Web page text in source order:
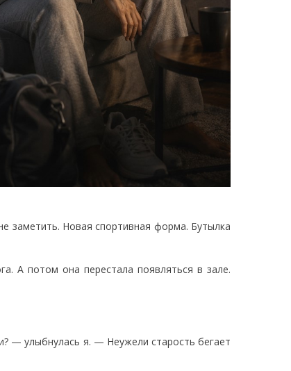
заметить. Новая спортивная форма. Бутылка
А потом она перестала появляться в зале.
— улыбнулась я. — Неужели старость бегает